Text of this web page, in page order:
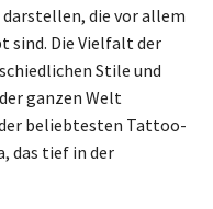
die vor allem
sind. Die Vielfalt der
Stile und
ganzen Welt
beliebtesten Tattoo-
das tief in der